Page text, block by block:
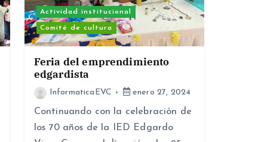
Actividad institucional
Comité de cultura
Feria del emprendimiento
edgardista
InformaticaEVC enero 27, 2024
Continuando con la celebración de
los 70 años de la IED Edgardo